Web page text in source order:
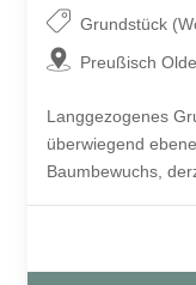
Grundstück
Preußisch
Langgezogenes
überwiegend
Baumbewuchs,